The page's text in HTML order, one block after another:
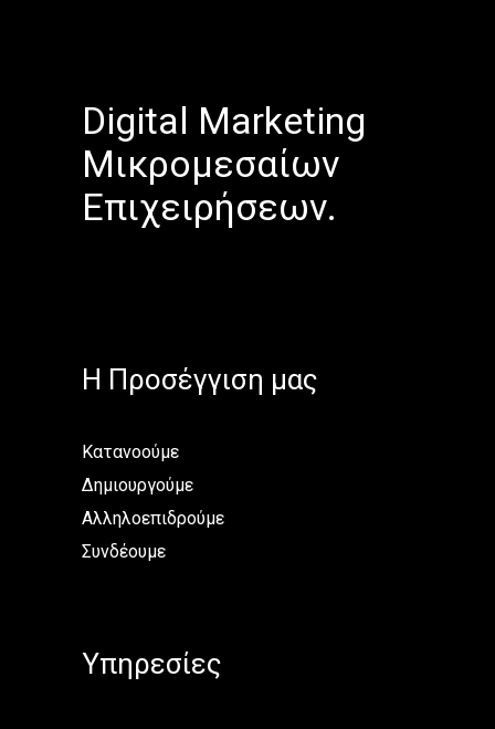
Digital Marketing
Μικρομεσαίων
Επιχειρήσεων.
H Προσέγγιση μας
Κατανοούμε
Δημιουργούμε
Αλληλοεπιδρούμε
Συνδέουμε
Υπηρεσίες